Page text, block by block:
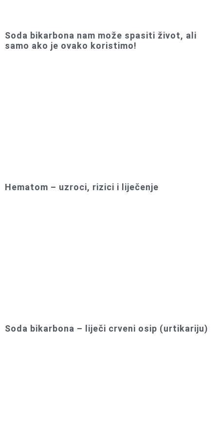
Soda bikarbona nam može spasiti život, ali
samo ako je ovako koristimo!
Hematom – uzroci, rizici i liječenje
Soda bikarbona – liječi crveni osip (urtikariju)